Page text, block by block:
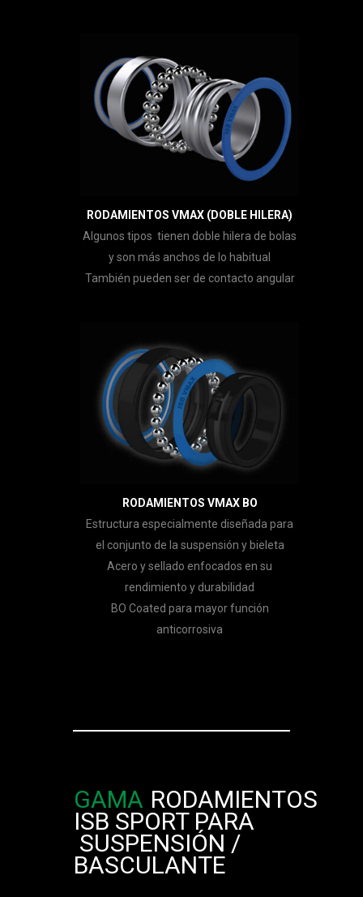
RODAMIENTOS VMAX (DOBLE HILERA)
Algunos tipos tienen doble hilera de bolas
y son más anchos de lo habitual
También pueden ser de contacto angular
RODAMIENTOS VMAX BO
Estructura especialmente diseñada para
el conjunto de la suspensión y bieleta
Acero y sellado enfocados en su
rendimiento y durabilidad
BO Coated para mayor función
anticorrosiva
GAMA RODAMIENTOS
ISB SPORT PARA
SUSPENSIÓN /
BASCULANTE